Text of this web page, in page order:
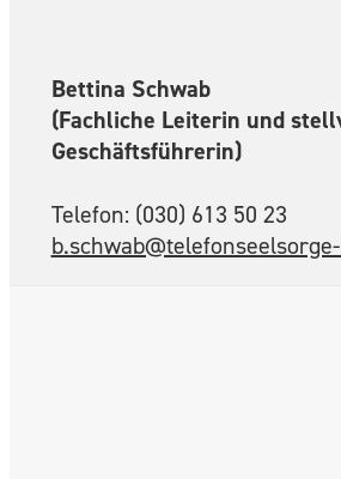
Bettina Schwab
(Fachliche Leiterin und
Geschäftsführerin)
Telefon: (030) 613 50 23